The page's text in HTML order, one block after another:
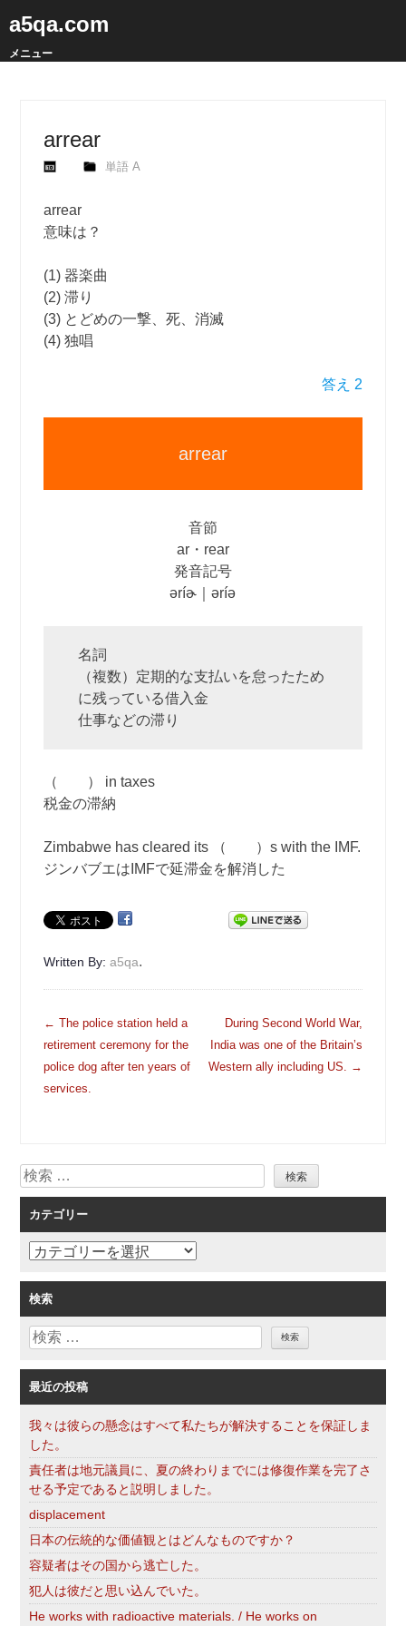
a5qa.com
メニュー
arrear
単語 A
arrear
意味は？
(1) 器楽曲
(2) 滞り
(3) とどめの一撃、死、消滅
(4) 独唱
答え 2
arrear
音節
ar・rear
発音記号
əríɚ｜əríə
名詞
（複数）定期的な支払いを怠ったため
に残っている借入金
仕事などの滞り
（ ） in taxes
税金の滞納
Zimbabwe has cleared its （ ）s with the IMF.
ジンバブエはIMFで延滞金を解消した
Written By:a5qa.
投
稿
ナ
ビ
ョ
ン
← The police station held a
retirement ceremony for the
police dog after ten years of
services.
During Second World War,
India was one of the Britain’s
Western ally including US. →
検
索
カテゴリー
カ
ゴ
リ
ー
検索
検
最近の投稿
我々は彼らの懸念はすべて私たちが解決することを保証しま
した。
責任者は地元議員に、夏の終わりまでには修復作業を完了さ
せる予定であると説明しました。
displacement
日本の伝統的な価値観とはどんなものですか？
容疑者はその国から逃亡した。
犯人は彼だと思い込んでいた。
He works with radioactive materials. / He works on